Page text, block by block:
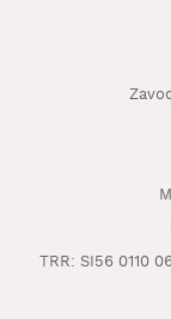
TRR: SI56 0110